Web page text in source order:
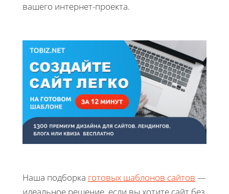
вашего интернет-проекта.
Наша подборка готовых шаблонов сайтов —
идеальное решение, если вы хотите сайт без